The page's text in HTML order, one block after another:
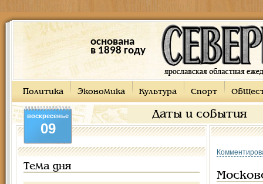
основана
в 1898 году
Политика Экономика Культура Спорт
Даты и события
воскресенье
09
Тема дня